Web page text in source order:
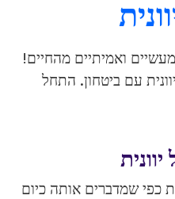
ואמיתיים מהחיים!
עם ביטחון. התחל
כפי שמדברים אותה כיום